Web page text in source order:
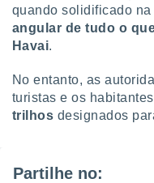
quando solidificado
angular de tudo o
Havai.
No entanto, as
turistas e os
trilhos designados
Partilhe no: